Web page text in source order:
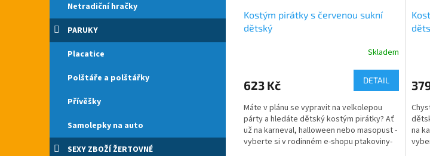
Netradiční hračky
PARUKY
Placatice
Polštáře a polštářky
Přívěšky
Samolepky na auto
SEXY ZBOŽÍ ŽERTOVNÉ
Kostým pirátky s červenou sukní
dětský
Skladem
623 Kč DETAIL
Máte v plánu se vypravit na velkolepou
párty a hledáte dětský kostým pirátky? Ať
už na karneval, halloween nebo masopust -
vyberte si v rodinném e-shopu ptakoviny-
je
z
5
na